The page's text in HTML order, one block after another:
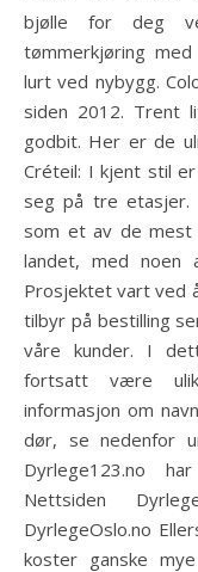
bjølle for deg
tømmerkjøring
lurt ved nybygg.
siden 2012. Trent
godbit. Her er de
Créteil: I kjent stil
seg på tre
som et av de mest
landet, med noen
Prosjektet vart ved
tilbyr på bestilling
våre kunder. I
fortsatt være
informasjon om
dør, se nedenfor
Dyrlege123.no
Nettsiden
DyrlegeOslo.no
koster ganske